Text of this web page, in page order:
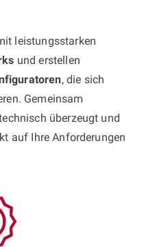
leistungsstarken
und erstellen
, die sich
Gemeinsam
überzeugt und
auf Ihre Anforderungen